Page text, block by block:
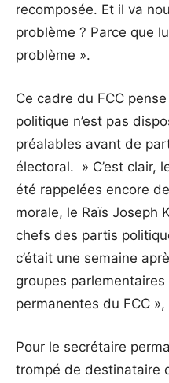
recomposée. Et il va
problème ? Parce que
problème ».
Ce cadre du FCC
politique n’est pas
préalables avant de
électoral. » C’est clair,
été rappelées encore
morale, le Raïs Joseph
chefs des partis
c’était une semaine
groupes
permanentes du FCC
Pour le secrétaire
trompé de destinataire